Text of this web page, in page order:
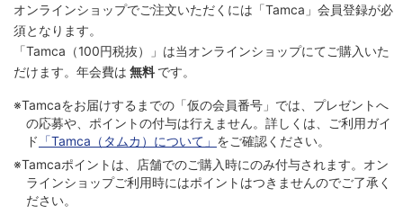
オンラインショップでご注⽂いただくには「Tamca」会員登録が必
須となります。
「Tamca （100円税抜）
」は当オンラインショップにてご購⼊いた
だけます。 年会費は 無料 です。
※Tamcaをお届けするまでの「仮の会員番号」では、プレゼントへ
の応募や、ポイントの付与は⾏えません。詳しくは、ご利⽤ガイ
ド 「Tamca（タムカ）について」 をご確認ください。
※Tamcaポイントは、店舗でのご購⼊時にのみ付与されます。オン
ラインショップご利用時にはポイントはつきませんのでご了承く
ださい。